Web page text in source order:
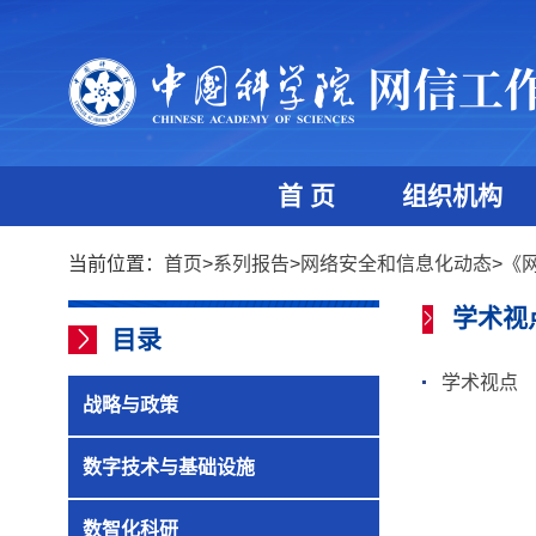
首 页 组织机构
当前位置： 首页>系列报告>网络安全和信息化动态> 《
目录
战略与政策
数字技术与基础设施
数智化科研
学术视
学术视点